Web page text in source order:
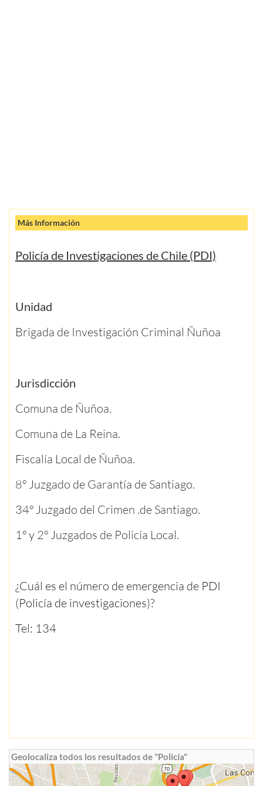
Más Información
Policía de Investigaciones de Chile (PDI)
Unidad
Brigada de Investigación Criminal Ñuñoa
Jurisdicción
Comuna de Ñuñoa.
Comuna de La Reina.
Fiscalía Local de Ñuñoa.
8º Juzgado de Garantía de Santiago.
34º Juzgado del Crimen .de Santiago.
1º y 2º Juzgados de Policía Local.
¿Cuál es el número de emergencia de PDI
(Policía de investigaciones)?
Tel: 134
Geolocaliza todos los resultados de "Policía"